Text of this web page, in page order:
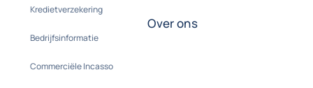
Kredietverzekering
Bedrijfsinformatie
Commerciële Incasso
Over ons